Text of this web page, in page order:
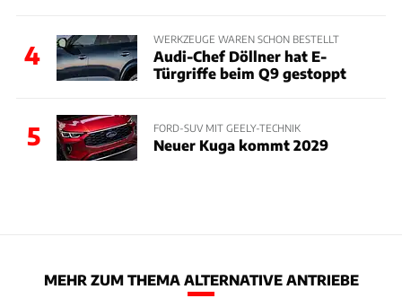
4
WERKZEUGE WAREN SCHON BESTELLT
Audi-Chef Döllner hat E-
Türgriffe beim Q9 gestoppt
5 FORD-SUV MIT GEELY-TECHNIK
Neuer Kuga kommt 2029
MEHR ZUM THEMA ALTERNATIVE ANTRIEBE